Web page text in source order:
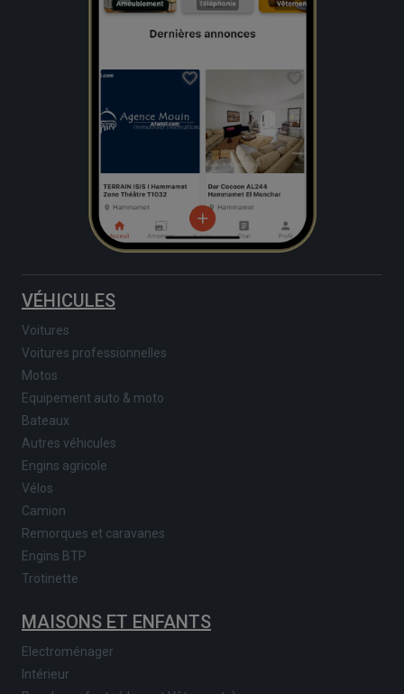
VÉHICULES
Voitures
Voitures professionnelles
Motos
Equipement auto & moto
Bateaux
Autres véhicules
Engins agricole
Vélos
Camion
Remorques et caravanes
Engins BTP
Trotinette
MAISONS ET ENFANTS
Electroménager
Intérieur